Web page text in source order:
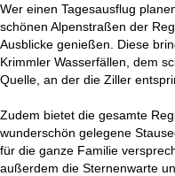
Wer einen Tagesausflug
schönen Alpenstraßen der
Ausblicke genießen. Diese
Krimmler Wasserfällen, dem
Quelle, an der die Ziller
Zudem bietet die gesamte
wunderschön gelegene
für die ganze Familie
außerdem die Sternenwarte